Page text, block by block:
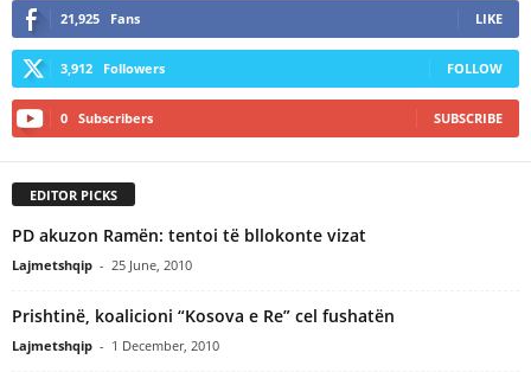
21,925 Fans LIKE
3,912 Followers FOLLOW
0 Subscribers SUBSCRIBE
EDITOR PICKS
PD akuzon Ramën: tentoi të bllokonte vizat
Lajmetshqip - 25 June, 2010
Prishtinë, koalicioni “Kosova e Re” cel fushatën
Lajmetshqip - 1 December, 2010